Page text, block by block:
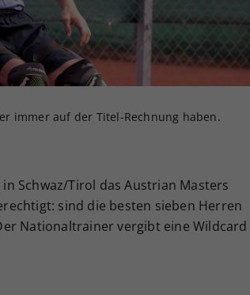
immer auf der Titel-Rechnung haben.
Schwaz/Tirol das Austrian Masters
sind die besten sieben Herren
Nationaltrainer vergibt eine Wildcard
Ihrer vorgenommen Einstellungen, falls der
Webseiten-Betreiber dies eingestellt hat.